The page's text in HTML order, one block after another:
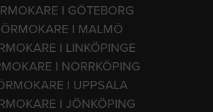
I GÖTEBORG
I MALMÖ
I LINKÖPINGE
I NORRKÖPING
I UPPSALA
I JÖNKÖPING